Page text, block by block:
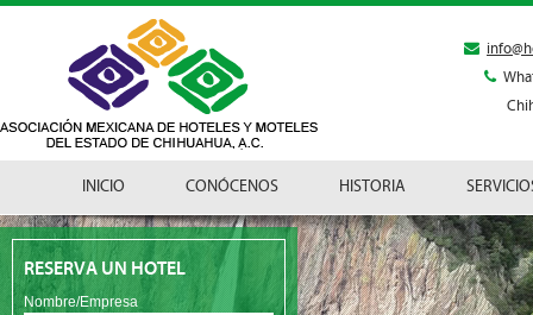
INICIO CONÓCENOS HISTORIA